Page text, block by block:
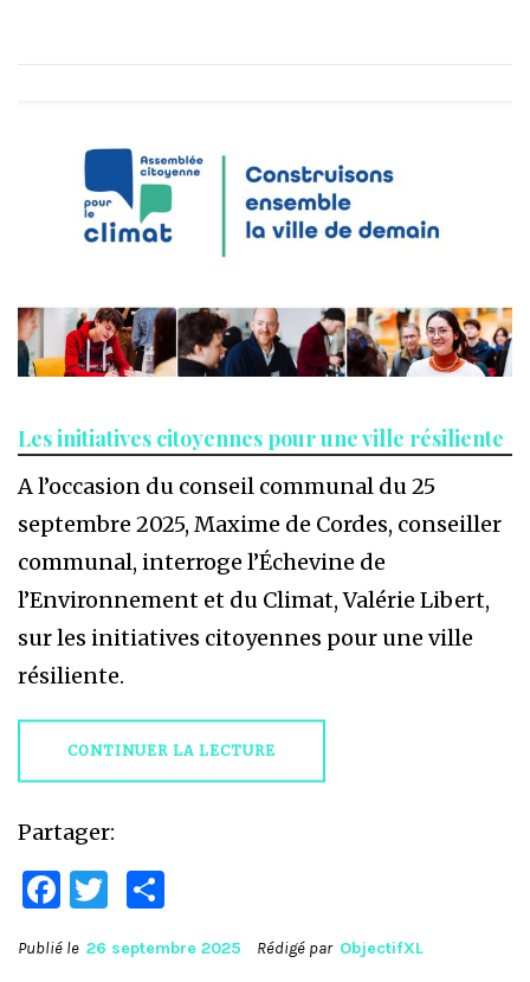
Les initiatives citoyennes pour une ville résiliente
A l’occasion du conseil communal du 25
septembre 2025, Maxime de Cordes, conseiller
communal, interroge l’Échevine de
l’Environnement et du Climat, Valérie Libert,
sur les initiatives citoyennes pour une ville
résiliente.
CONTINUER LA LECTURE
Partager:
Facebook
Twitter
Publié le 26 septembre 2025 Rédigé par ObjectifXL